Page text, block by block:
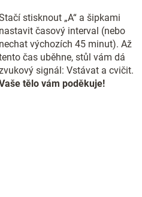
stisknout „A“ a šipkami
nastavit časový interval (nebo
nechat výchozích 45 minut). Až
čas uběhne, stůl vám dá
signál: Vstávat a cvičit.
tělo vám poděkuje!